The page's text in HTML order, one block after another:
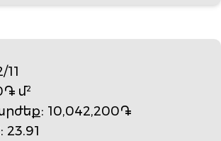
11
մ²
: 10,042,200֏
: 23.91